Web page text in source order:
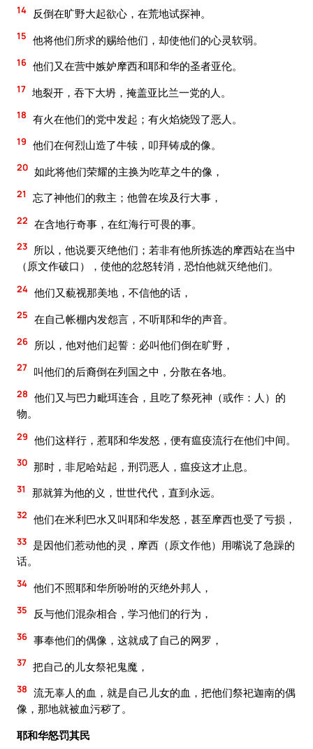
14 反倒在旷野大起欲心，在荒地试探神。
15 他将他们所求的赐给他们，却使他们的心灵软弱。
16 他们又在营中嫉妒摩西和耶和华的圣者亚伦。
17 地裂开，吞下大坍，掩盖亚比兰一党的人。
18 有火在他们的党中发起；有火焰烧毁了恶人。
19 他们在何烈山造了牛犊，叩拜铸成的像。
20 如此将他们荣耀的主换为吃草之牛的像，
21 忘了神他们的救主；他曾在埃及行大事，
22 在含地行奇事，在红海行可畏的事。
23 所以，他说要灭绝他们；若非有他所拣选的摩西站在当中
（原文作破口），使他的忿怒转消，恐怕他就灭绝他们。
24 他们又藐视那美地，不信他的话，
25 在自己帐棚内发怨言，不听耶和华的声音。
26 所以，他对他们起誓：必叫他们倒在旷野，
27 叫他们的后裔倒在列国之中，分散在各地。
28 他们又与巴力毗珥连合，且吃了祭死神（或作：人）的
物。
29 他们这样行，惹耶和华发怒，便有瘟疫流行在他们中间。
30 那时，非尼哈站起，刑罚恶人，瘟疫这才止息。
31 那就算为他的义，世世代代，直到永远。
32 他们在米利巴水又叫耶和华发怒，甚至摩西也受了亏损，
33 是因他们惹动他的灵，摩西（原文作他）用嘴说了急躁的
话。
34 他们不照耶和华所吩咐的灭绝外邦人，
35 反与他们混杂相合，学习他们的行为，
36 事奉他们的偶像，这就成了自己的网罗，
37 把自己的儿女祭祀鬼魔，
38 流无辜人的血，就是自己儿女的血，把他们祭祀迦南的偶
像，那地就被血污秽了。
耶和华怒罚其民